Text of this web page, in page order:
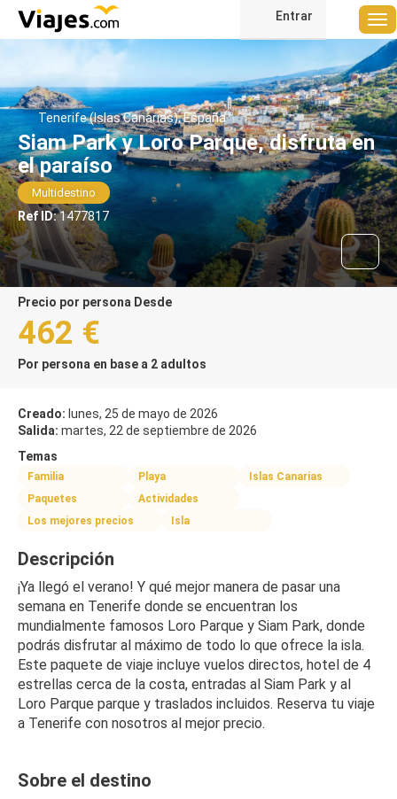
Entrar
Tenerife (Islas Canarias), España
Siam Park y Loro Parque, disfruta en
el paraíso
Multidestino
Ref ID:1477817
precio por persona Desde
462 €
Por persona en base a 2 adultos
Creado: lunes, 25 de mayo de 2026
Salida: martes, 22 de septiembre de 2026
Temas
Familia Playa
Islas Canarias
Paquetes
Actividades
Los mejores precios
Isla
Descripción
¡Ya llegó el verano! Y qué mejor manera de pasar una
semana en Tenerife donde se encuentran los
mundialmente famosos Loro Parque y Siam Park, donde
podrás disfrutar al máximo de todo lo que ofrece la isla.
Este paquete de viaje incluye vuelos directos, hotel de 4
estrellas cerca de la costa, entradas al Siam Park y al
Loro Parque parque y traslados incluidos. Reserva tu viaje
a Tenerife con nosotros al mejor precio.
Sobre el destino